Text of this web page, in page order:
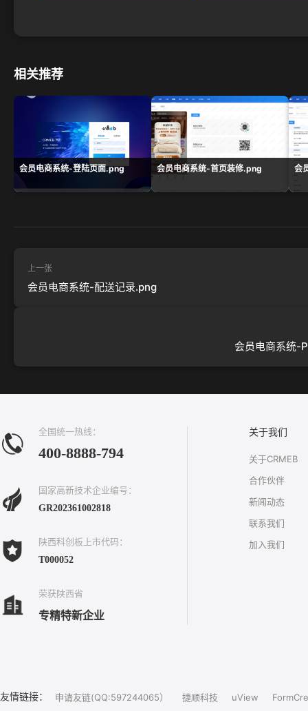
相关推荐
会员电商系统-登陆页面.png 会员电商系统-首页装修.png 会
上一张
会员电商系统-配送记录.png
会员电商系统-
全国统一热线：
400-8888-794
国家高新技术企业编号：
GR202361002818
陕西科创板上市代码：
T000052
荣获陕西省
专精特新企业
关于我们
关于CRMEB
合作伙伴
新闻动态
联系我们
加入我们
友情链接： 申请友链(QQ:597244065） 捷顺科技 uView